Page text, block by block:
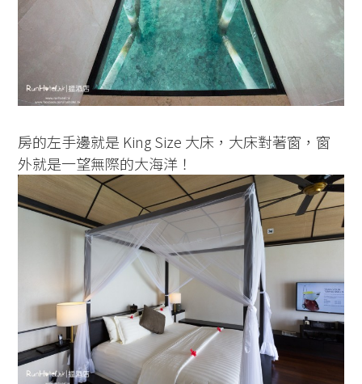
房的左手邊就是 King Size 大床，大床對著窗，窗
外就是一望無際的大海洋！